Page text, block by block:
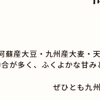
蘇産大豆・九州産大麦・
が多く、ふくよかな甘み
ぜひとも九